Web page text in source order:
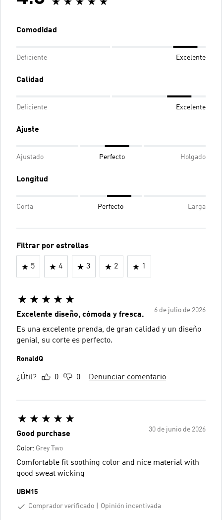
Comodidad
Deficiente Excelente
Calidad
Deficiente Excelente
Ajuste
Ajustado Perfecto Holgado
Longitud
Corta Perfecto Larga
Filtrar por estrellas
5 4 3 2 1
6 de julio de 2026
Excelente diseño, cómoda y fresca.
Es una excelente prenda, de gran calidad y un diseño
genial, su corte es perfecto.
RonaldQ
¿Útil? 0 0 Denunciar comentario
30 de junio de 2026
Good purchase
Color: Grey Two
Comfortable fit soothing color and nice material with
good sweat wicking
UBM15
Comprador verificado
Opinión incentivada